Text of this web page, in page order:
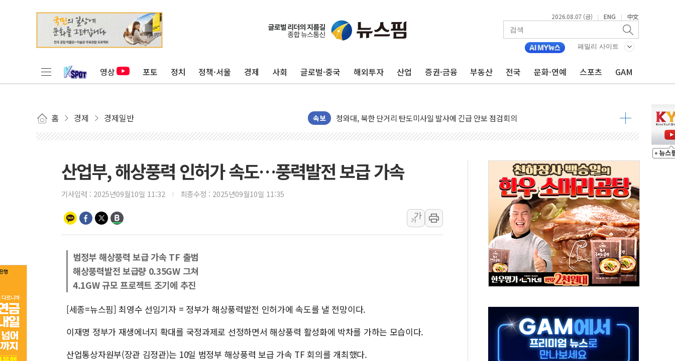
2026.08.07 (금) | ENG | 中文
패밀리 사이트
영상 포토 정치 정책·서울 경제 사회 글로벌·중국 해외투자 산업 증권·금융 부동산 전국 문화·연예 스포츠 GAM
홈 경제 경제일반 속보
리투아니아 국방 "러, 우크라 드론으로 나토 회원국 공격 검토… 거짓 깃발 작전"
구광모, 내주 실리콘밸리서 젠슨 황 재회…로봇·AI 데이터센터·모빌리티 구체화
김정관 장관 "영업이익 N% 성과급 반대…상법·자본시장법 개정 논의"
금값 7주 만에 최고…美 고용 둔화·호르무즈 재개방 기대에 강세
[인도증시] 중동 긴장 완화에 실적 호조까지, 상승...호실적 보고 기업 상승세 뚜렷
[베트남 증시] 지수 하락 속 'DGC' 임시 주총 기대감에 홀로 상한가…마진 잔액은 사상 최고
'월가의 황제' 다이먼 "금융시장 레버리지 위험수위…숨은 차입이 더 큰 변수"
양주 섬유염색공장서 화재 1명 중상…대응 1단계 진압 중
김정관 산업부 장관 "주 52시간 손봐야, 경쟁상대 中과 비교해야"
해군 1함대 창설 80주년…지역과 함께하는 '선봉'의 대민 봉사
[3보] 북, 원산서 동해로 단거리 탄도미사일 1발 발사… 올해 10번째·42일 만 도발
우크라 드론 전술, 중남미 콜롬비아에 새 안보 위기… 반군·마약카르텔이 습득해 전투 활용
주한미군 "오산기지 누출, 백린 아닌 무해한 표면 부식 물질"
해군과 함께하는 '불금전파, 송정' 시즌2
산업부, 해상풍력 인허가 속도…풍력발전 보급 가속
기사입력 : 2025년09월10일 11:32 최종수정 : 2025년09월10일 11:35
가
가
범정부 해상풍력 보급 가속 TF 출범
해상풍력발전 보급량 0.35GW 그쳐
4.1GW 규모 프로젝트 조기에 추진
[세종=뉴스핌] 최영수 선임기자 = 정부가 해상풍력발전 인허가에 속도를 낼 전망이다.
이재명 정부가 재생에너지 확대를 국정과제로 선정하면서 해상풍력 활성화에 박차를 가하는 모습이다.
산업통상자원부(장관 김정관)는 10일 범정부 해상풍력 보급 가속 TF 회의를 개최했다.